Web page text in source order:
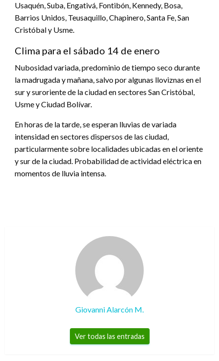
Usaquén, Suba, Engativá, Fontibón, Kennedy, Bosa,
Barrios Unidos, Teusaquillo, Chapinero, Santa Fe, San
Cristóbal y Usme.
Clima para el sábado 14 de enero
Nubosidad variada, predominio de tiempo seco durante
la madrugada y mañana, salvo por algunas lloviznas en el
sur y suroriente de la ciudad en sectores San Cristóbal,
Usme y Ciudad Bolívar.
En horas de la tarde, se esperan lluvias de variada
intensidad en sectores dispersos de las ciudad,
particularmente sobre localidades ubicadas en el oriente
y sur de la ciudad. Probabilidad de actividad eléctrica en
momentos de lluvia intensa.
Giovanni Alarcón M.
Ver todas las entradas